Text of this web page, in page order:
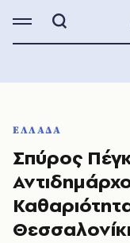
ΕΛΛΑΔΑ
Σπύρος